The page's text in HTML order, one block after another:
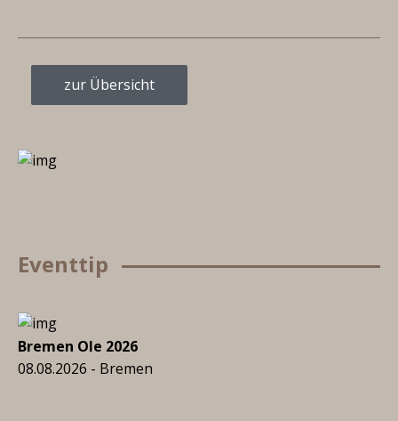
zur Übersicht
Eventtip
Bremen Ole 2026
08.08.2026 - Bremen